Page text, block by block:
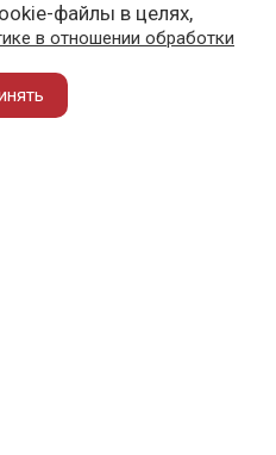
файлы в целях,
в отношении обработки